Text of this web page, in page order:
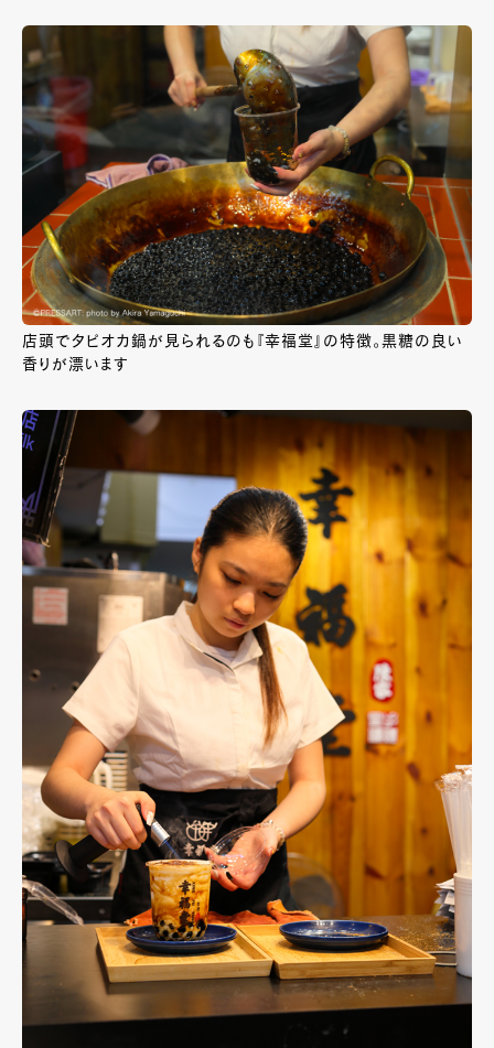
店頭でタピオカ鍋が見られるのも『幸福堂』の特徴。黒糖の良い
香りが漂います